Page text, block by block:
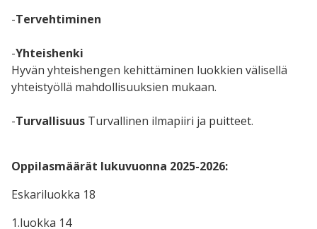
-Tervehtiminen
-Yhteishenki
Hyvän yhteishengen kehittäminen luokkien välisellä
yhteistyöllä mahdollisuuksien mukaan.
-Turvallisuus Turvallinen ilmapiiri ja puitteet.
Oppilasmäärät lukuvuonna 2025-2026:
Eskariluokka 18
1.luokka 14